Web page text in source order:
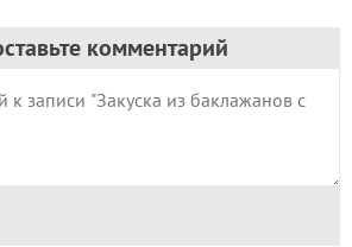
комментарий